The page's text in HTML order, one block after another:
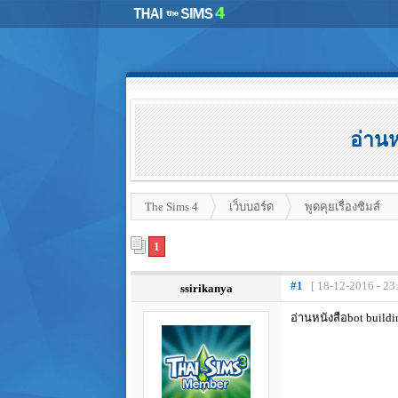
อ่าน
The Sims 4 เว็บบอร์ด พูดคุยเรื่องซิมส์
1
ssirikanya #1 [ 18-12-2016 -
อ่านหนังสือbot